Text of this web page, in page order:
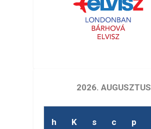
2026. AUGUSZTUS
h K s c p